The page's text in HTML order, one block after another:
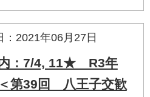
：2021年06月27日
：7/4, 11★ R3年
第39回 八王子交歓